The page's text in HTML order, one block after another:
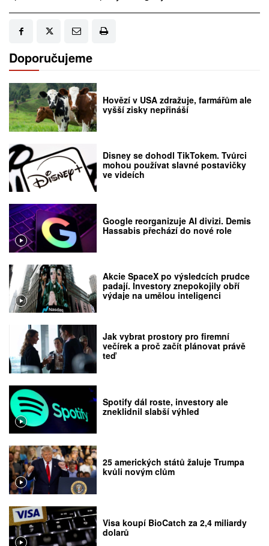
Doporučujeme
Hovězí v USA zdražuje, farmářům ale
vyšší zisky nepřináší
Disney se dohodl TikTokem. Tvůrci
mohou používat slavné postavičky
ve videích
Google reorganizuje AI divizi. Demis
Hassabis přechází do nové role
Akcie SpaceX po výsledcích prudce
padají. Investory znepokojily obří
výdaje na umělou inteligenci
Jak vybrat prostory pro firemní
večírek a proč začít plánovat právě
teď
Spotify dál roste, investory ale
zneklidnil slabší výhled
25 amerických států žaluje Trumpa
kvůli novým clům
Visa koupí BioCatch za 2,4 miliardy
dolarů